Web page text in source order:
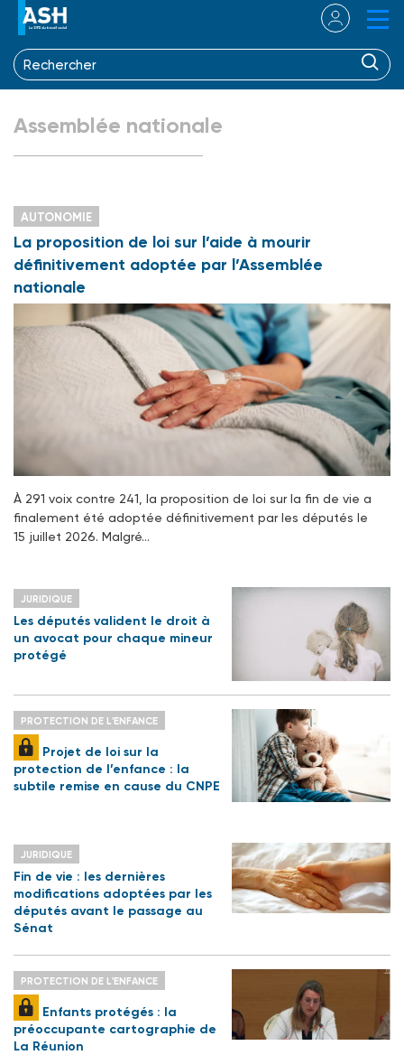
Assemblée nationale
AUTONOMIE
La proposition de loi sur l’aide à mourir
définitivement adoptée par l’Assemblée
nationale
À 291 voix contre 241, la proposition de loi sur la fin de vie a
finalement été adoptée définitivement par les députés le
15 juillet 2026. Malgré…
JURIDIQUE
Les députés valident le droit à
un avocat pour chaque mineur
protégé
PROTECTION DE L'ENFANCE
Projet de loi sur la
protection de l’enfance : la
subtile remise en cause du CNPE
JURIDIQUE
Fin de vie : les dernières
modifications adoptées par les
députés avant le passage au
Sénat
PROTECTION DE L'ENFANCE
Enfants protégés : la
préoccupante cartographie de
La Réunion